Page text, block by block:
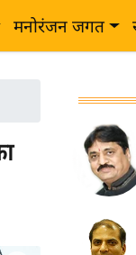
मनोरंजन जगत